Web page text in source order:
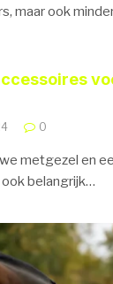
maar ook
0
metgezel en
ook belangrijk…